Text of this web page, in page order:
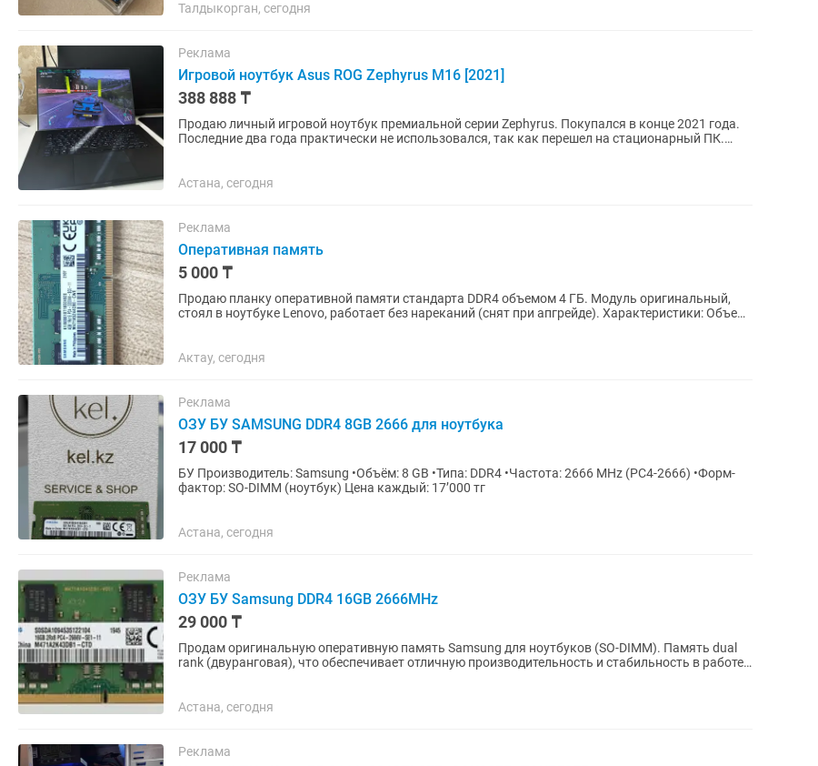
Талдыкорган, сегодня
Реклама
Игровой ноутбук Asus ROG Zephyrus M16 [2021]
388 888 ₸
Продаю личный игровой ноутбук премиальной серии Zephyrus. Покупался в конце 2021 года.
Последние два года практически не использовался, так как перешел на стационарный ПК.
Астана, сегодня
Реклама
Оперативная память
5 000 ₸
Продаю планку оперативной памяти стандарта DDR4 объемом 4 ГБ. Модуль оригинальный,
стоял в ноутбуке Lenovo, работает без нареканий (снят при апгрейде). Характеристики: Объем:
Актау, сегодня
Реклама
ОЗУ БУ SAMSUNG DDR4 8GB 2666 для ноутбука
17 000 ₸
БУ Производитель: Samsung •Объём: 8 GB •Типа: DDR4 •Частота: 2666 MHz (PC4-2666) •Форм-
фактор: SO-DIMM (ноутбук) Цена каждый: 17’000 тг
Астана, сегодня
Реклама
ОЗУ БУ Samsung DDR4 16GB 2666MHz
29 000 ₸
Продам оригинальную оперативную память Samsung для ноутбуков (SO-DIMM). Память dual
rank (двуранговая), что обеспечивает отличную производительность и стабильность в работе.
Астана, сегодня
Реклама